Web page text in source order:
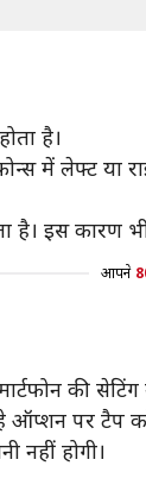
है।
में लेफ्ट
इस कारण
आपने
की
ऑप्शन पर
नहीं होगी।